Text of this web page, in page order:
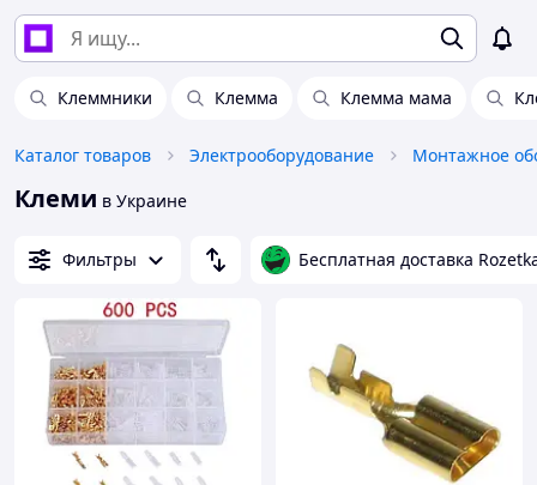
Клеммники Клемма Клемма мама
Каталог товаров Электрооборудование Монтажное
Клеми в Украине
Фильтры Бесплатная доставка